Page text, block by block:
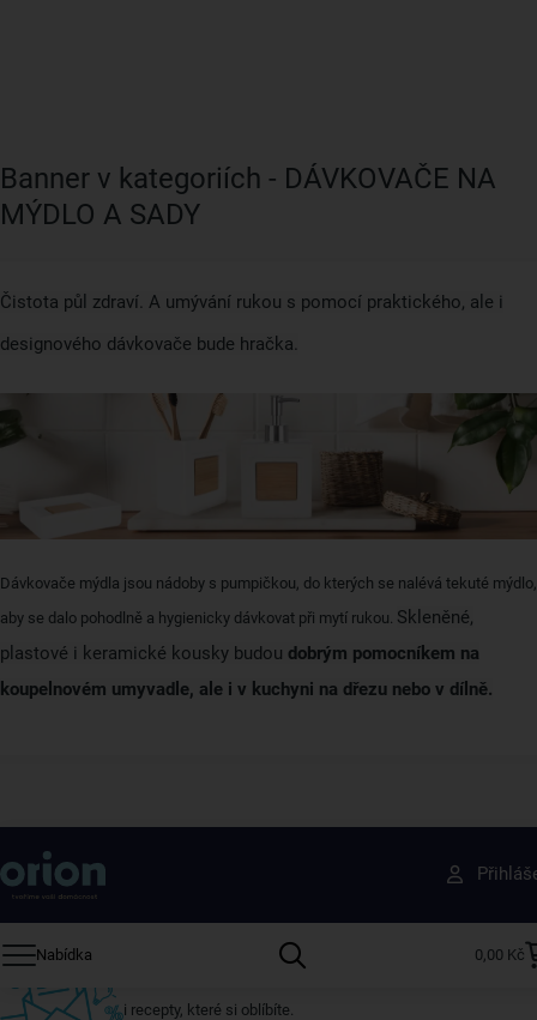
Banner v kategoriích - DÁVKOVAČE NA
MÝDLO A SADY
Čistota půl zdraví. A umývání rukou s pomocí praktického, ale i
designového dávkovače bude hračka.
Dávkovače mýdla jsou nádoby s pumpičkou, do kterých se nalévá tekuté mýdlo,
aby se dalo pohodlně a hygienicky dávkovat při mytí rukou. Skleněné,
plastové i keramické kousky budou dobrým pomocníkem na
koupelnovém umyvadle, ale i v kuchyni na dřezu nebo v dílně.
Nabídka 0,00 Kč
Získejte rady, recepty a tipy na slevy dřív než
ostatní
Přihlaste se k odběru našeho newsletteru.
i recepty, které si oblíbíte.